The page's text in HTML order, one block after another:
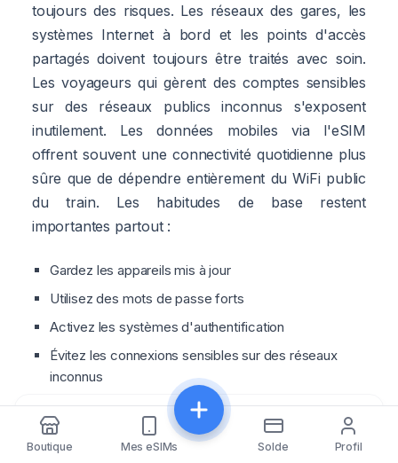
toujours des risques. Les réseaux des gares, les
systèmes Internet à bord et les points d'accès
partagés doivent toujours être traités avec soin.
Les voyageurs qui gèrent des comptes sensibles
sur des réseaux publics inconnus s'exposent
inutilement. Les données mobiles via l'eSIM
offrent souvent une connectivité quotidienne plus
sûre que de dépendre entièrement du WiFi public
du train. Les habitudes de base restent
importantes partout :
Gardez les appareils mis à jour
Utilisez des mots de passe forts
Activez les systèmes d'authentification
Évitez les connexions sensibles sur des réseaux
inconnus
Utilisez systématiquement les verrous d'écran
Le confort de voyage ne doit jamais réduire la
Partager
Boutique Mes eSIMs Solde Profil